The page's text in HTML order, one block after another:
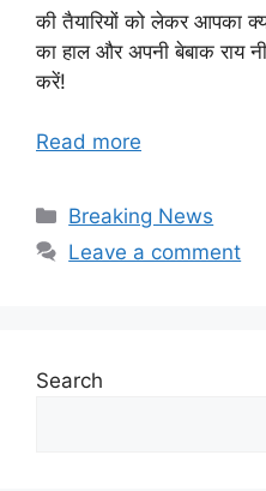
की तैयारियों को लेकर आपका
का हाल और अपनी बेबाक राय
करें!
Read more
Categories
Breaking News
Leave a comment
Search